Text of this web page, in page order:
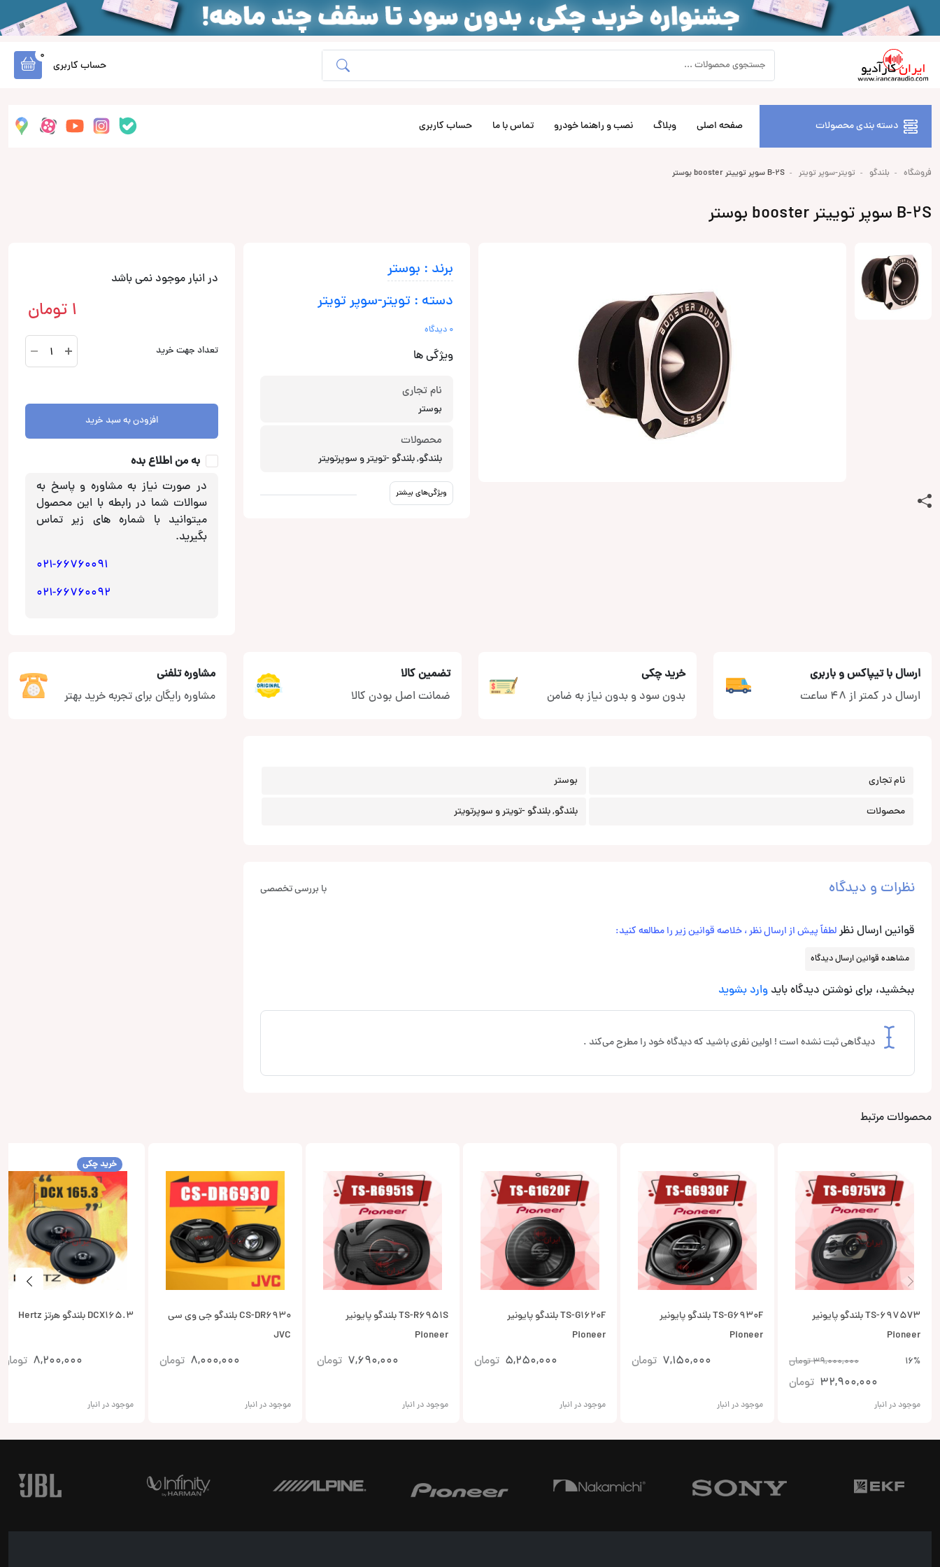
حساب کاربری
0
دسته بندی محصولات صفحه اصلی وبلاگ نصب و راهنما خودرو تماس با ما حساب کاربری
فروشگاه بلندگو تویتر-سوپر تویتر B-2S سوپر توییتر booster بوستر
B-2S سوپر توییتر booster بوستر
برند : بوستر
دسته : تویتر-سوپر تویتر
0 دیدگاه
ویژگی ها
نام تجاری
بوستر
محصولات
بلندگو, بلندگو -تویتر و سوپرتویتر
ویژگی‌های بیشتر
در انبار موجود نمی باشد
1 تومان
تعداد جهت خرید
B-
2S
عدد
افزودن به سبد خرید
به من اطلاع بده
در صورت نیاز به مشاوره و پاسخ به
سوالات شما در رابطه با این محصول
میتوانید با شماره های زیر تماس
بگیرید.
021-66760091
021-66760092
ارسال با تیپاکس و باربری
ارسال در کمتر از 48 ساعت
خرید چکی
بدون سود و بدون نیاز به ضامن
تضمین کالا
ضمانت اصل بودن کالا
مشاوره تلفنی
مشاوره رایگان برای تجربه خرید بهتر
نام تجاری بوستر
محصولات بلندگو, بلندگو -تویتر و سوپرتویتر
نظرات و دیدگاه با بررسی تخصصی
قوانین ارسال نظرلطفاً پیش از ارسال نظر ، خلاصه قوانین زیر را مطالعه کنید:
مشاهده قوانین ارسال دیدگاه
ببخشید، برای نوشتن دیدگاه باید وارد بشوید
دیدگاهی ثبت نشده است ! اولین نفری باشید که دیدگاه خود را مطرح می‌کند .
محصولات مرتبط
TS-6975V3 بلندگو پایونیر
Pioneer
16%
39,000,000تومان
32,900,000 تومان
موجود در انبار
TS-G6930F بلندگو پایونیر
Pioneer
7,150,000 تومان
موجود در انبار
TS-G1620F بلندگو پایونیر
Pioneer
5,250,000 تومان
موجود در انبار
TS-R6951S بلندگو پایونیر
Pioneer
7,690,000 تومان
موجود در انبار
CS-DR6930 بلندگو جی وی سی
JVC
8,000,000 تومان
موجود در انبار
خرید چکی
DCX165.3 بلندگو هرتز Hertz
8,200,000 تومان
موجود در انبار